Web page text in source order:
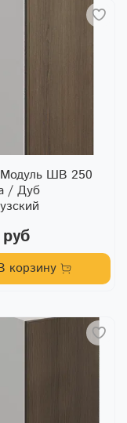
ШВ 250
/ Дуб
корзину